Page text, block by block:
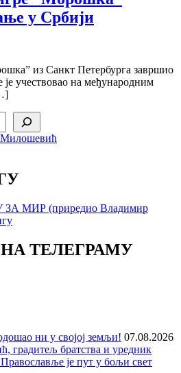
у Србији
из Санкт Петербурга завршио
је учествовао на међународним
ТЕЛЕГРАМУ
ни у својој земљи! 07.08.2026
градитељ братства и уредник
је пут у бољи свет